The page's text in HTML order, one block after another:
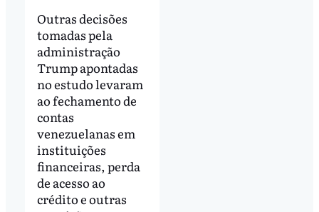
Outras decisões
tomadas pela
administração
Trump apontadas
no estudo levaram
ao fechamento de
contas
venezuelanas em
instituições
financeiras, perda
de acesso ao
crédito e outras